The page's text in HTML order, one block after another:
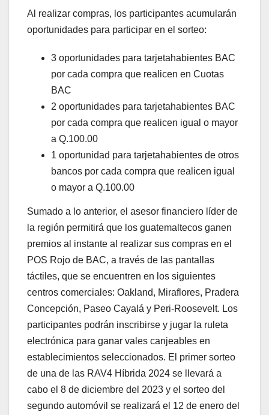
Al realizar compras, los participantes acumularán
oportunidades para participar en el sorteo:
3 oportunidades para tarjetahabientes BAC
por cada compra que realicen en Cuotas
BAC
2 oportunidades para tarjetahabientes BAC
por cada compra que realicen igual o mayor
a Q.100.00
1 oportunidad para tarjetahabientes de otros
bancos por cada compra que realicen igual
o mayor a Q.100.00
Sumado a lo anterior, el asesor financiero líder de
la región permitirá que los guatemaltecos ganen
premios al instante al realizar sus compras en el
POS Rojo de BAC, a través de las pantallas
táctiles, que se encuentren en los siguientes
centros comerciales: Oakland, Miraflores, Pradera
Concepción, Paseo Cayalá y Peri-Roosevelt. Los
participantes podrán inscribirse y jugar la ruleta
electrónica para ganar vales canjeables en
establecimientos seleccionados. El primer sorteo
de una de las RAV4 Híbrida 2024 se llevará a
cabo el 8 de diciembre del 2023 y el sorteo del
segundo automóvil se realizará el 12 de enero del